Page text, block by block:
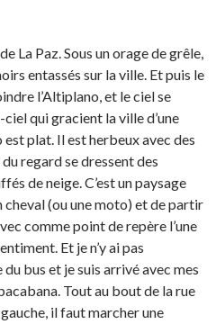
La Paz. Sous un orage de grêle,
entassés sur la ville. Et puis le
l’Altiplano, et le ciel se
qui gracient la ville d’une
est plat. Il est herbeux avec des
regard se dressent des
de neige. C’est un paysage
cheval (ou une moto) et de partir
comme point de repère l’une
Et je n’y ai pas
du bus et je suis arrivé avec mes
Tout au bout de la rue
il faut marcher une